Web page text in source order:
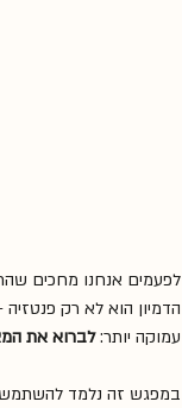
לפעמים אנחנו מחכים
הדמיון הוא לא רק
עמוקה יותר: לברוא את
במפגש זה נלמד להשתמש